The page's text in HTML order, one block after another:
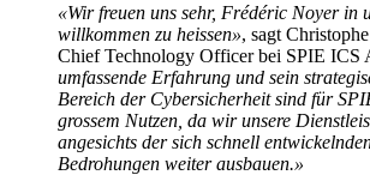
«Wir freuen uns sehr, Frédéric Noyer in
willkommen zu heissen», sagt
Chief Technology Officer bei SPIE ICS
umfassende Erfahrung und sein
Bereich der Cybersicherheit sind für
grossem Nutzen, da wir unsere
angesichts der sich schnell
Bedrohungen weiter ausbauen.»